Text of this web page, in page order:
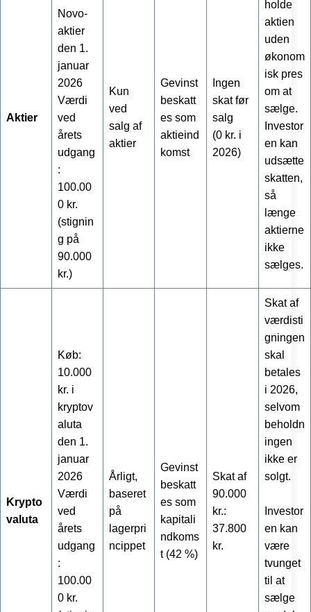
Aktier
Novo-
aktier
den 1.
januar
2026
Værdi
ved
årets
udgang
:
100.00
0 kr.
(stignin
g på
90.000
kr.)
Kun
ved
salg af
aktier
Gevinst
beskatt
es som
aktieind
komst
Ingen
skat før
salg
(0 kr. i
2026)
holde
aktien
uden
økonom
isk pres
om at
sælge.
Investor
en kan
udsætte
skatten,
så
længe
aktierne
ikke
sælges.
Krypto
valuta
Køb:
10.000
kr. i
kryptov
aluta
den 1.
januar
2026
Værdi
ved
årets
udgang
:
100.00
0 kr.
Årligt,
baseret
på
lagerpri
ncippet
Gevinst
beskatt
es som
kapitali
ndkoms
t (42 %)
Skat af
90.000
kr.:
37.800
kr.
Skat af
værdisti
gningen
skal
betales
i 2026,
selvom
beholdn
ingen
ikke er
solgt.
Investor
en kan
være
tvunget
til at
sælge